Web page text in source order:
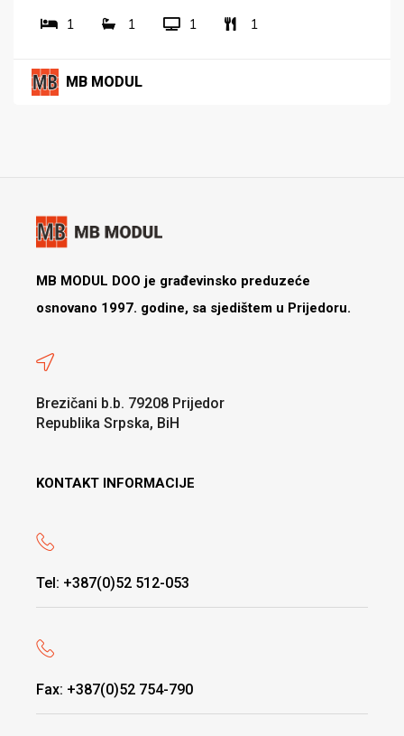
1
1 1 1
MB MODUL
MB MODUL DOO je građevinsko preduzeće
osnovano 1997. godine, sa sjedištem u Prijedoru.
Brezičani b.b. 79208 Prijedor
Republika Srpska, BiH
KONTAKT INFORMACIJE
Tel: +387(0)52 512-053
Fax: +387(0)52 754-790